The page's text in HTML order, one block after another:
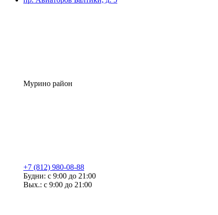
Мурино район
+7 (812) 980-08-88
Будни: с 9:00 до 21:00
Вых.: с 9:00 до 21:00